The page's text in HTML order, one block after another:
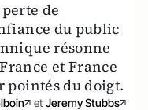
de
du public
résonne
et France
pointés du doigt.
et Jeremy Stubbs